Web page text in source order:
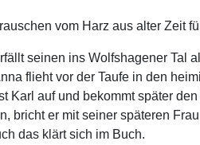
vom Harz aus alter Zeit
seinen ins Wolfshagener Tal
flieht vor der Taufe in den
Karl auf und bekommt später
bricht er mit seiner späteren
das klärt sich im Buch.